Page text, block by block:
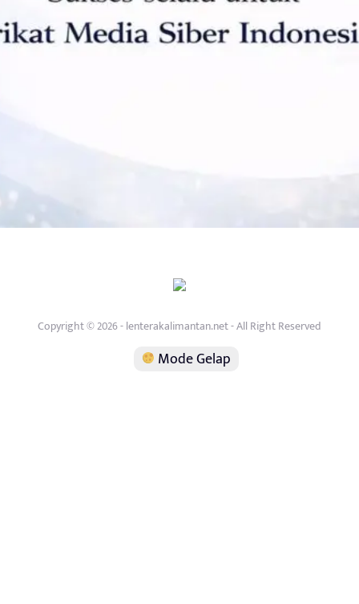
Copyright © 2026 - lenterakalimantan.net - All Right Reserved
Mode Gelap